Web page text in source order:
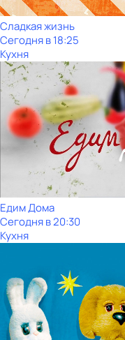
Сладкая жизнь
Сегодня в 18:25
Кухня
Едим Дома
Сегодня в 20:30
Кухня